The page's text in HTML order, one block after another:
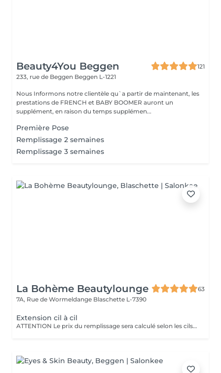
Beauty4You Beggen
121
233, rue de Beggen Beggen L-1221
Nous Informons notre clientèle qu`a partir de maintenant, les
prestations de FRENCH et BABY BOOMER auront un
supplément, en raison du temps supplémen...
Première Pose
Remplissage 2 semaines
Remplissage 3 semaines
La Bohème Beautylounge
63
7A, Rue de Wormeldange Blaschette L-7390
Extension cil à cil
ATTENTION Le prix du remplissage sera calculé selon les cils qu'on aura besoin de remettre et peut donc varier entre 60€ - 100€. Si votre dernière pose a 4 semaines ou plus, on ne parle plus de remplissage, la pose sera considérée comme une première pose.